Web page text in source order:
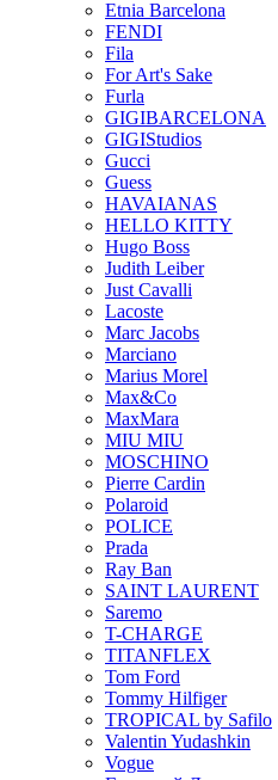
Etnia Barcelona
FENDI
Fila
For Art's Sake
Furla
GIGIBARCELONA
GIGIStudios
Gucci
Guess
HAVAIANAS
HELLO KITTY
Hugo Boss
Judith Leiber
Just Cavalli
Lacoste
Marc Jacobs
Marciano
Marius Morel
Max&Co
MaxMara
MIU MIU
MOSCHINO
Pierre Cardin
Polaroid
POLICE
Prada
Ray Ban
SAINT LAURENT
Saremo
T-CHARGE
TITANFLEX
Tom Ford
Tommy Hilfiger
TROPICAL by Safilo
Valentin Yudashkin
Vogue